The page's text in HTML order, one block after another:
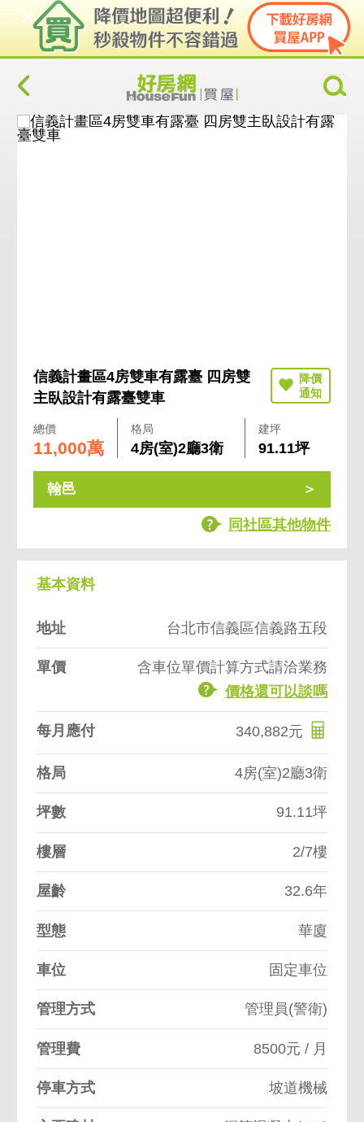
信義計畫區4房雙車有露臺 四房雙
主臥設計有露臺雙車
總價
11,000萬
格局
4房(室)2廳3衛
建坪
91.11坪
翰邑
同社區其他物件
基本資料
地址 台北市信義區信義路五段
單價
含車位單價計算方式請洽業務
價格還可以談嗎
每月應付 340,882元
格局 4房(室)2廳3衛
坪數 91.11坪
樓層 2/7樓
屋齡 32.6年
型態 華廈
車位 固定車位
管理方式 管理員(警衛)
管理費 8500元 / 月
停車方式 坡道機械